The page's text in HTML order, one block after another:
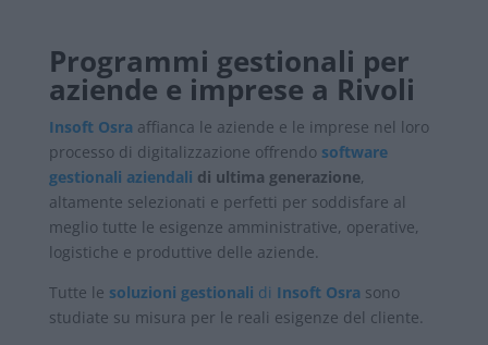
Programmi gestionali per
aziende e imprese a Rivoli
Insoft Osra affianca le aziende e le imprese nel loro
processo di digitalizzazione offrendo software
gestionali aziendali di ultima generazione,
altamente selezionati e perfetti per soddisfare al
meglio tutte le esigenze amministrative, operative,
logistiche e produttive delle aziende.
Tutte le soluzioni gestionali di Insoft Osra sono
studiate su misura per le reali esigenze del cliente.